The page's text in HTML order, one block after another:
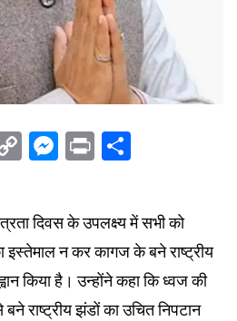
CopyMessenger
Print
दिवस के उपलक्ष्य में सभी को
इस्तेमाल न कर कागज के बने राष्ट्रीय
किया है। उन्होंने कहा कि ध्वज की
राष्ट्रीय झंडों का उचित निपटान